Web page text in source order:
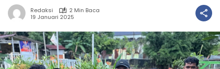
Redaksi
2 Min Baca
19 Januari 2025